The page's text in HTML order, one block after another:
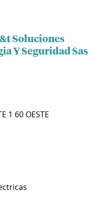
Soluciones
Y Seguridad Sas
1 60 OESTE